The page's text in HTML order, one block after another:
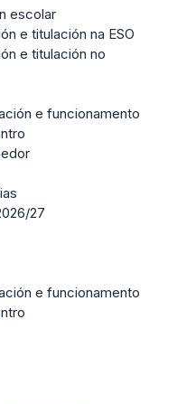
escolar
e titulación na ESO
e titulación no
e funcionamento
27
e funcionamento